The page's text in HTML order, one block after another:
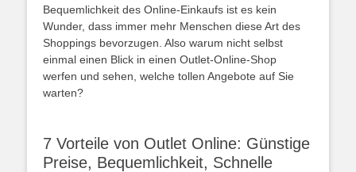
Bequemlichkeit des Online-Einkaufs ist es kein
Wunder, dass immer mehr Menschen diese Art des
Shoppings bevorzugen. Also warum nicht selbst
einmal einen Blick in einen Outlet-Online-Shop
werfen und sehen, welche tollen Angebote auf Sie
warten?
7 Vorteile von Outlet Online: Günstige
Preise, Bequemlichkeit, Schnelle